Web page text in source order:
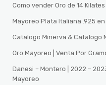
Como vender Oro de 14 Kilates
Mayoreo Plata Italiana .925 en
Catalogo Minerva & Catalogo
Oro Mayoreo | Venta Por
Danesi – Montero | 2022 –
Mayoreo